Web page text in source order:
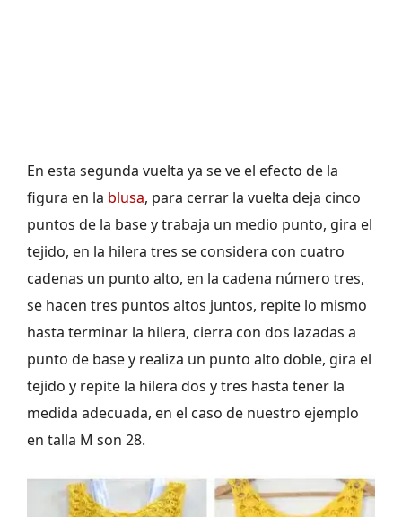
En esta segunda vuelta ya se ve el efecto de la
figura en la blusa, para cerrar la vuelta deja cinco
puntos de la base y trabaja un medio punto, gira el
tejido, en la hilera tres se considera con cuatro
cadenas un punto alto, en la cadena número tres,
se hacen tres puntos altos juntos, repite lo mismo
hasta terminar la hilera, cierra con dos lazadas a
punto de base y realiza un punto alto doble, gira el
tejido y repite la hilera dos y tres hasta tener la
medida adecuada, en el caso de nuestro ejemplo
en talla M son 28.